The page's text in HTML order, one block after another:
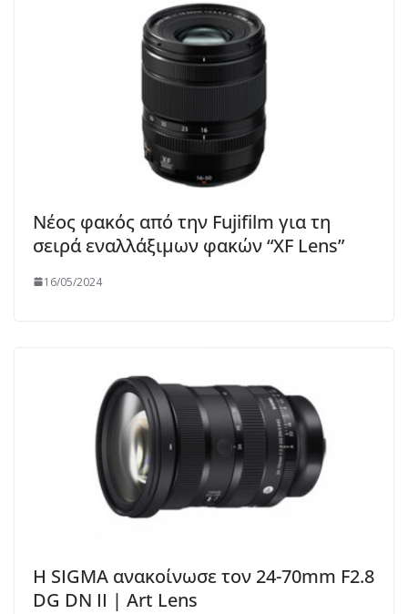
Νέος φακός από την Fujifilm για τη
σειρά εναλλάξιμων φακών “XF Lens”
16/05/2024
Η SIGMA ανακοίνωσε τον 24-70mm F2.8
DG DN II | Art Lens